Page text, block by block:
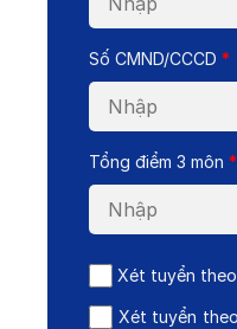
Số CMND/CCCD *
Tổng điểm 3 môn *
Xét tuyển
Xét tuyển